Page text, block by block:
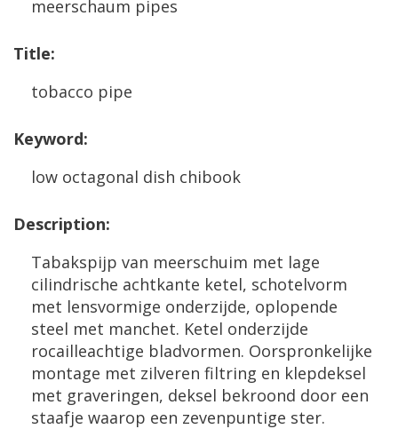
meerschaum pipes
Title:
tobacco pipe
Keyword:
low octagonal dish chibook
Description:
Tabakspijp van meerschuim met lage
cilindrische achtkante ketel, schotelvorm
met lensvormige onderzijde, oplopende
steel met manchet. Ketel onderzijde
rocailleachtige bladvormen. Oorspronkelijke
montage met zilveren filtring en klepdeksel
met graveringen, deksel bekroond door een
staafje waarop een zevenpuntige ster.